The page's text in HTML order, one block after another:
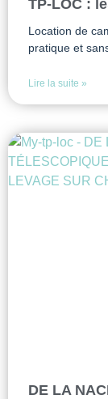
TP-LOC :
Location de
pratique et
Lire la suite »
DE LA